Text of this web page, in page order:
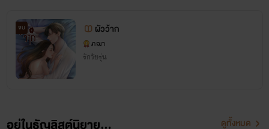
กับดักรักรุ่นพี่ตัวร้าย (พราวชมพู-บาส)
ฉีกกฎรักมัดใจเพื่อน (ลูกแพร-โฬม)
ป่วนหัวใจยัยตัวแสบ (วาววา-นาวิน)
จบ ผัวว้าก
ภฌา
รักวัยรุ่น
อยู่ในธัญลิสต์นิยาย... ดูทั้งหมด